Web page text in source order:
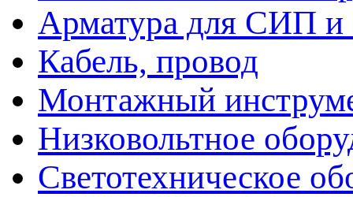
Арматура для СИП
Кабель, провод
Монтажный
Низковольтное
Светотехническое